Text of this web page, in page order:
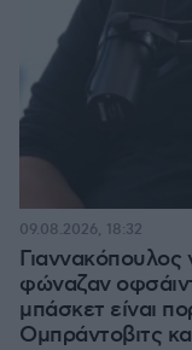
Γιαννακόπουλος
φώναζαν
μπάσκετ είναι
Ομπράντοβιτς
09.08.2026, 18:32